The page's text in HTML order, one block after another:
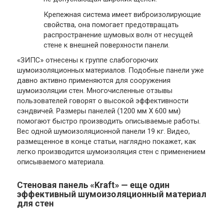
Крепежная система имеет виброизолирующие
свойства, она помогает предотвращать
распространение шумовых волн от несущей
стене к внешней поверхности панели.
«ЗИПС» отнесены к группе слабогорючих
шумоизоляционных материалов. Подобные панели уже
давно активно применяются для сооружения
шумоизоляции стен. Многочисленные отзывы
пользователей говорят о высокой эффективности
сэндвичей. Размеры панелей (1200 мм Х 600 мм)
помогают быстро производить описываемые работы.
Вес одной шумоизоляционной панели 19 кг. Видео,
размещенное в конце статьи, наглядно покажет, как
легко производится шумоизоляция стен с применением
описываемого материала.
Стеновая панель «Kraft» — еще один
эффективный шумоизоляционный материал
для стен